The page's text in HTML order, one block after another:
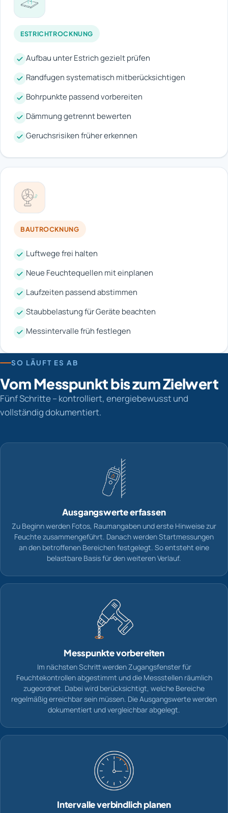
ESTRICHTROCKNUNG
Aufbau unter Estrich gezielt prüfen
Randfugen systematisch mitberücksichtigen
Bohrpunkte passend vorbereiten
Dämmung getrennt bewerten
Geruchsrisiken früher erkennen
BAUTROCKNUNG
Luftwege frei halten
Neue Feuchtequellen mit einplanen
Laufzeiten passend abstimmen
Staubbelastung für Geräte beachten
Messintervalle früh festlegen
SO LÄUFT ES AB
Vom Messpunkt bis zum Zielwert
Fünf Schritte – kontrolliert, energiebewusst und
vollständig dokumentiert.
Ausgangswerte erfassen
Zu Beginn werden Fotos, Raumangaben und erste Hinweise zur
Feuchte zusammengeführt. Danach werden Startmessungen
an den betroffenen Bereichen festgelegt. So entsteht eine
belastbare Basis für den weiteren Verlauf.
Messpunkte vorbereiten
Im nächsten Schritt werden Zugangsfenster für
Feuchtekontrollen abgestimmt und die Messstellen räumlich
zugeordnet. Dabei wird berücksichtigt, welche Bereiche
regelmäßig erreichbar sein müssen. Die Ausgangswerte werden
dokumentiert und vergleichbar abgelegt.
Intervalle verbindlich planen